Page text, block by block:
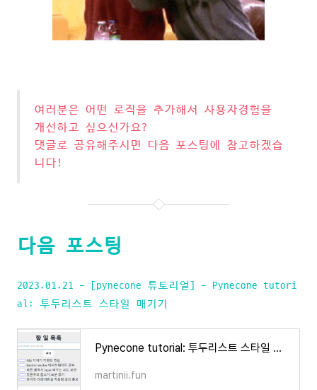
여러분은 어떤 로직을 추가해서 사용자경험을
개선하고 싶으신가요?
댓글로 공유해주시면 다음 포스팅에 참고하겠습
니다!
다음 포스팅
2023.01.21 - [pynecone 튜토리얼] - Pynecone tutori
al: 투두리스트 스타일 매기기
Pynecone tutorial: 투두리스트 스타일 매기기
martinii.fun